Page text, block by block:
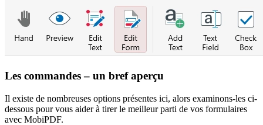
Les commandes – un bref aperçu
Il existe de nombreuses options présentes ici, alors examinons-les ci-
dessous pour vous aider à tirer le meilleur parti de vos formulaires
avec MobiPDF.